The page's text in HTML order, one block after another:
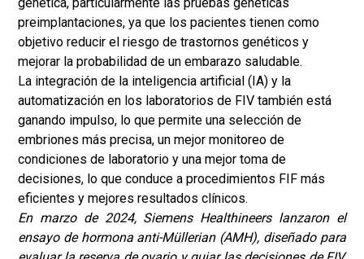
preimplantaciones, ya que los pacientes tienen como
objetivo reducir el riesgo de trastornos genéticos y
mejorar la probabilidad de un embarazo saludable.
La integración de la inteligencia artificial (IA) y la
automatización en los laboratorios de FIV también está
ganando impulso, lo que permite una selección de
embriones más precisa, un mejor monitoreo de
condiciones de laboratorio y una mejor toma de
decisiones, lo que conduce a procedimientos FIF más
eficientes y mejores resultados clínicos.
En marzo de 2024, Siemens Healthineers lanzaron el
ensayo de hormona anti-Müllerian (AMH), diseñado para